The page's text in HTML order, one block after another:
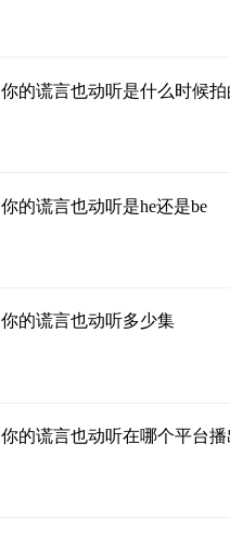
你的谎言也动听是什么时候拍
你的谎言也动听是he还是be
你的谎言也动听多少集
你的谎言也动听在哪个平台播